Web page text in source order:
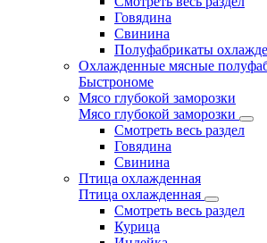
Говядина
Свинина
Полуфабрикаты
Охлажденные мясные
Быстрономе
Мясо глубокой заморозки
Мясо глубокой заморозки
Смотреть весь раздел
Говядина
Свинина
Птица охлажденная
Птица охлажденная
Смотреть весь раздел
Курица